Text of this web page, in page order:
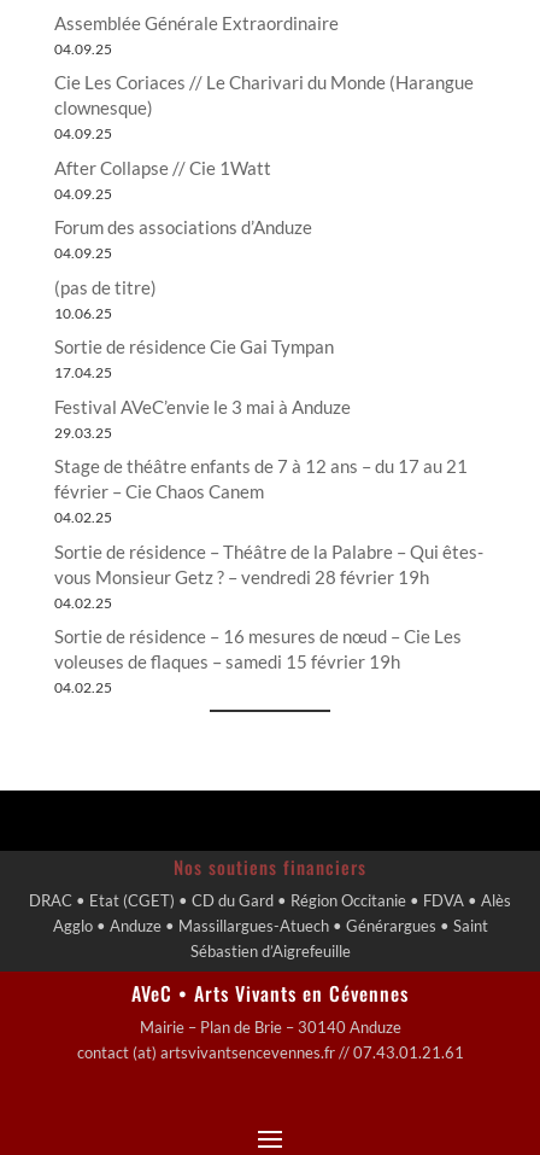
Assemblée Générale Extraordinaire
04.09.25
Cie Les Coriaces // Le Charivari du Monde (Harangue
clownesque)
04.09.25
After Collapse // Cie 1Watt
04.09.25
Forum des associations d’Anduze
04.09.25
(pas de titre)
10.06.25
Sortie de résidence Cie Gai Tympan
17.04.25
Festival AVeC’envie le 3 mai à Anduze
29.03.25
Stage de théâtre enfants de 7 à 12 ans – du 17 au 21
février – Cie Chaos Canem
04.02.25
Sortie de résidence – Théâtre de la Palabre – Qui êtes-
vous Monsieur Getz ? – vendredi 28 février 19h
04.02.25
Sortie de résidence – 16 mesures de nœud – Cie Les
voleuses de flaques – samedi 15 février 19h
04.02.25
Nos soutiens financiers
DRAC • Etat (CGET) • CD du Gard • Région Occitanie • FDVA • Alès
Agglo • Anduze • Massillargues-Atuech • Générargues • Saint
Sébastien d’Aigrefeuille
AVeC • Arts Vivants en Cévennes
Mairie – Plan de Brie – 30140 Anduze
contact (at) artsvivantsencevennes.fr // 07.43.01.21.61